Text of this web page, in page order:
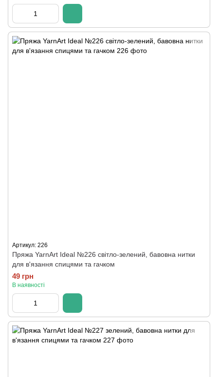
Артикул: 226
Пряжа YarnArt Ideal №226 світло-зелений, бавовна нитки
для в'язання спицями та гачком
49 грн
В наявності